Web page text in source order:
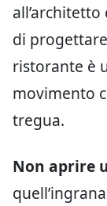
di
ristorante è
movimento
tregua.
Non aprire